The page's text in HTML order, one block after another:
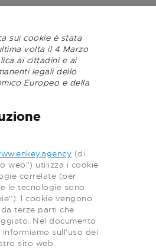
sui cookie è stata
volta il 4 Marzo
ai cittadini e ai
legali dello
Europeo e della
(di
web") utilizza i cookie
correlate (per
le tecnologie sono
I cookie vengono
terze parti che
Nel documento
sull'uso dei
sito web.